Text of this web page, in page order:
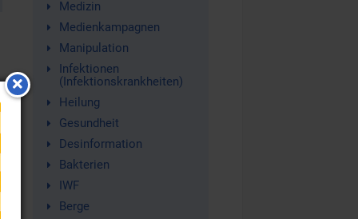
Medizin
Medienkampagnen
Manipulation
Infektionen
(Infektionskrankheiten)
Heilung
Gesundheit
Desinformation
Bakterien
IWF
Berge